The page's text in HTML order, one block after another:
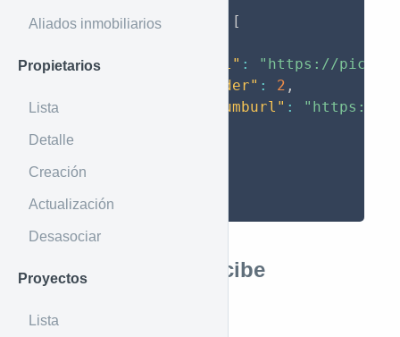
Aliados inmobiliarios
Propietarios
Lista
Detalle
Creación
Actualización
Desasociar
Proyectos
Lista
"pictures"
[
"url" :
"https://
"order" : 2 ,
"thumburl" :
"https://
Parámetros que recibe
Por Header